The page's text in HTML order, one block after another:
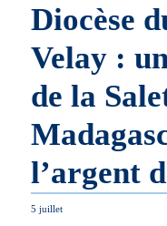
Diocèse
Velay :
de la
l’argent
5 juillet